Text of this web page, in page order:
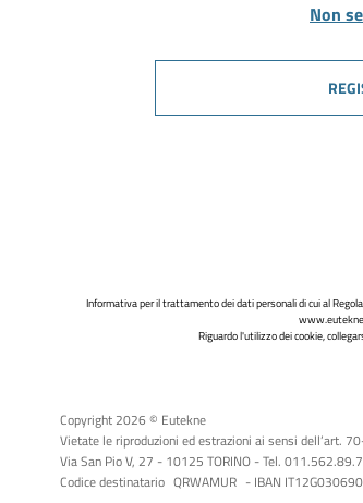
Non
Informativa per il trattamento dei dati personali di cui al
Riguardo l'utilizzo dei cookie,
Copyright 2026 © Eutekne
Vietate le riproduzioni ed estrazioni ai sensi dell’art.
Via San Pio V, 27 - 10125 TORINO - Tel.
Codice destinatario QRWAMUR - IBAN